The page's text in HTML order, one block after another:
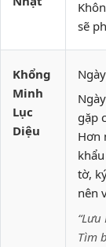
sẽ
Khổng
Minh
Lục
Diệu
gặp
Hơn
tờ,
nên
Tìm